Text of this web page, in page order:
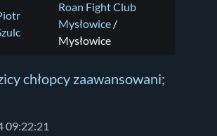
Roan Fight Club
Mysłowice /
Mysłowice
chłopcy zaawansowani;
09:22:21